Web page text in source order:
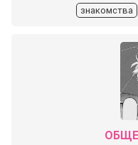
знакомства